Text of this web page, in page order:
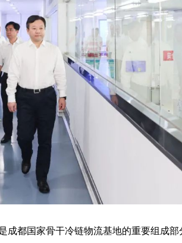
成都国家骨干冷链物流基地的重要组成